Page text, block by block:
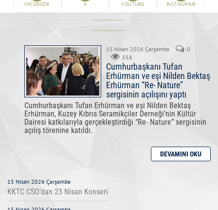
FACEBOOK X YOUTUBE INSTAGRAM
15 Nisan 2026 Çarşamba
0
558
Cumhurbaşkanı Tufan
Erhürman ve eşi Nilden Bektaş
Erhürman “Re- Nature”
sergisinin açılışını yaptı
Cumhurbaşkanı Tufan Erhürman ve eşi Nilden Bektaş
Erhürman, Kuzey Kıbrıs Seramikçiler Derneği’nin Kültür
Dairesi katkılarıyla gerçekleştirdiği “Re- Nature” sergisinin
açılış törenine katıldı.
15 Nisan 2026 Çarşamba
KKTC CSO’dan 23 Nisan Konseri